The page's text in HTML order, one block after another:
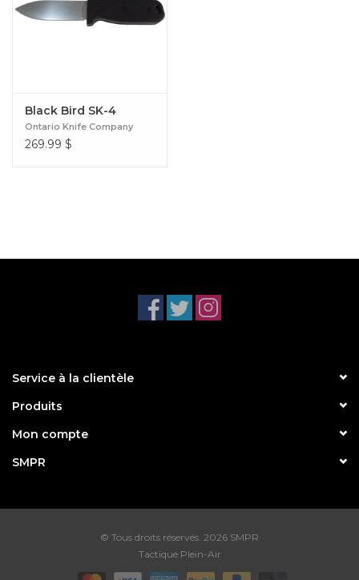
Black Bird SK-4
Ontario Knife Company
269.99 $
Service à la clientèle
Produits
Mon compte
SMPR
© Tous droits réservés. 2026 SMPR
Tactique Plein-Air